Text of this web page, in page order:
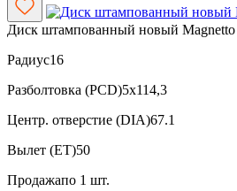
Диск штампованный новый Magnetto
Радиус16
Разболтовка (PCD)5x114,3
Центр. отверстие (DIA)67.1
Вылет (ET)50
Продажапо 1 шт.